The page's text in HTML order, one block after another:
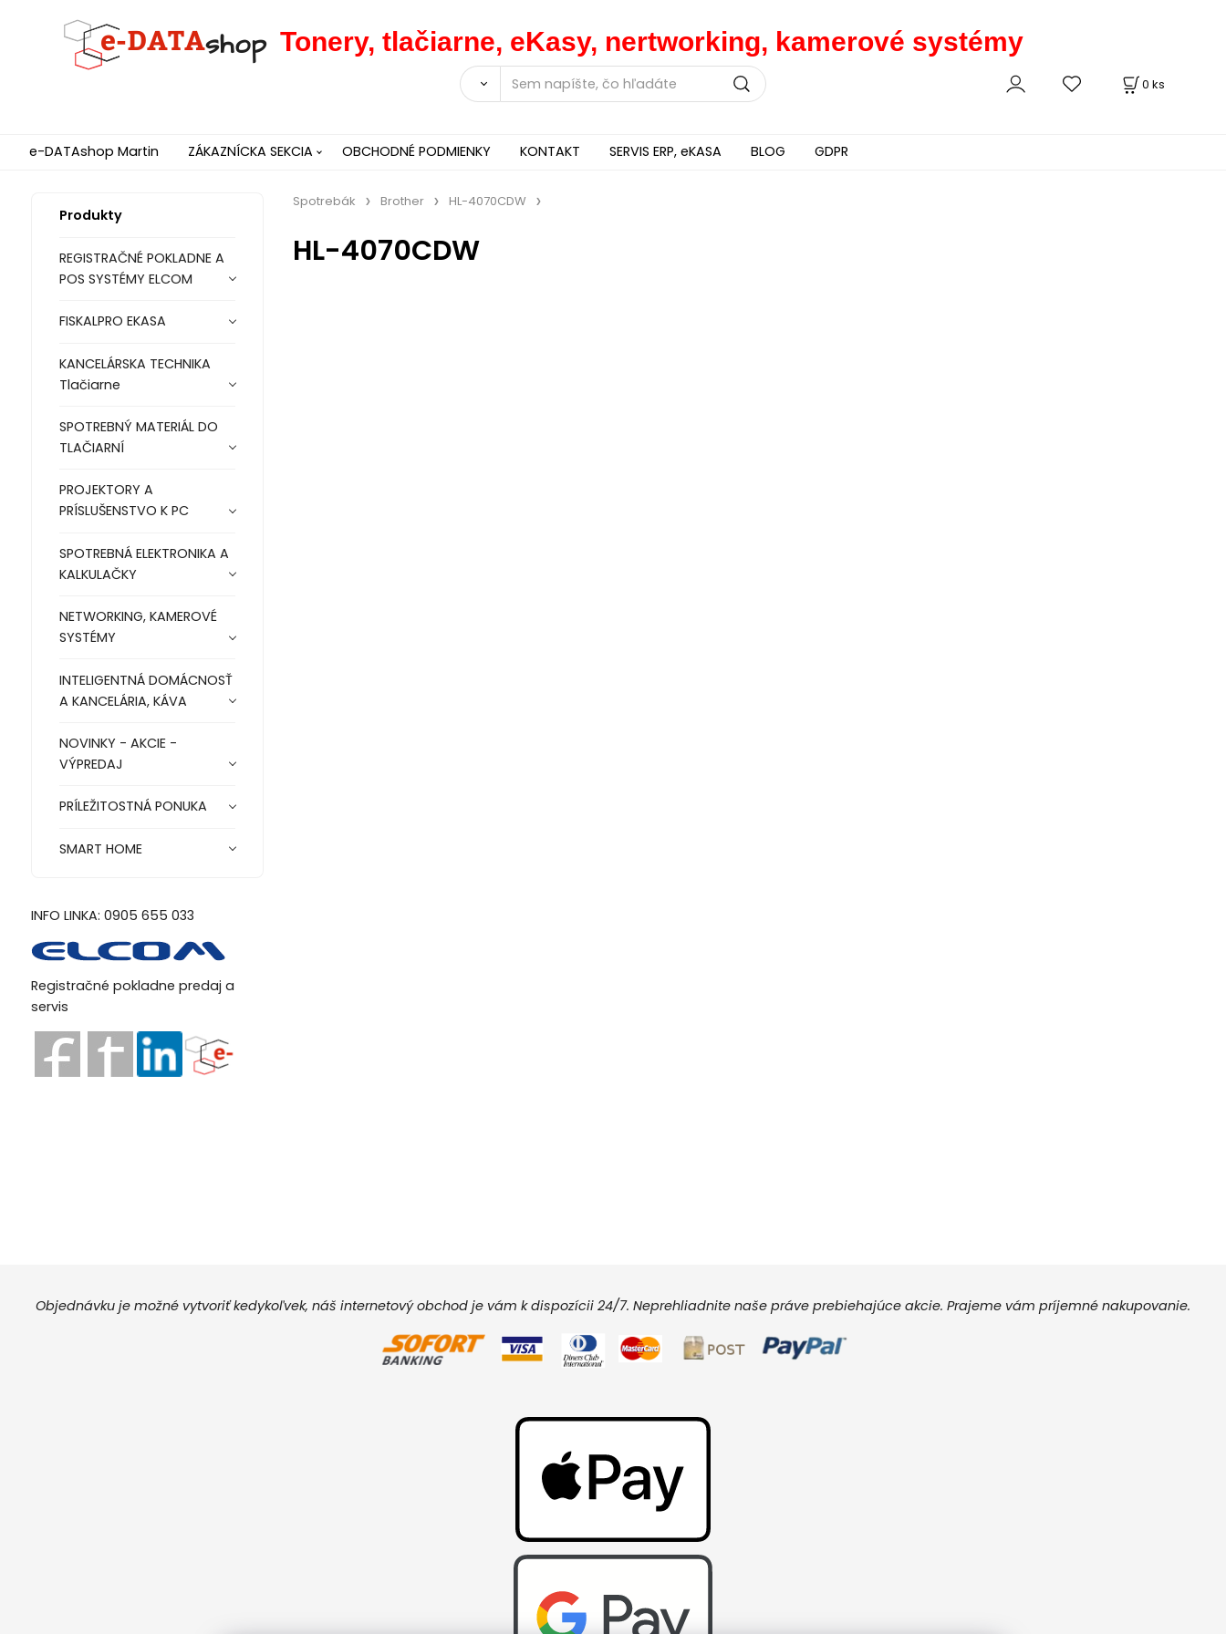
Tonery, tlačiarne, eKasy, nertworking, kamerové systémy
0 ks
e-DATAshop Martin ZÁKAZNÍCKA SEKCIA OBCHODNÉ PODMIENKY KONTAKT SERVIS ERP, eKASA BLOG GDPR
Produkty
REGISTRAČNÉ POKLADNE A
POS SYSTÉMY ELCOM
FISKALPRO EKASA
KANCELÁRSKA TECHNIKA
Tlačiarne
SPOTREBNÝ MATERIÁL DO
TLAČIARNÍ
PROJEKTORY A
PRÍSLUŠENSTVO K PC
SPOTREBNÁ ELEKTRONIKA A
KALKULAČKY
NETWORKING, KAMEROVÉ
SYSTÉMY
INTELIGENTNÁ DOMÁCNOSŤ
A KANCELÁRIA, KÁVA
NOVINKY - AKCIE -
VÝPREDAJ
PRÍLEŽITOSTNÁ PONUKA
SMART HOME
INFO LINKA: 0905 655 033
Registračné pokladne predaj a
servis
Spotrebák Brother HL-4070CDW
HL-4070CDW
Objednávku je možné vytvoriť kedykoľvek, náš internetový obchod je vám k dispozícii 24/7. Neprehliadnite naše práve prebiehajúce akcie. Prajeme vám príjemné nakupovanie.